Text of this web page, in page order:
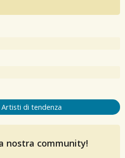
di tendenza
nostra community!